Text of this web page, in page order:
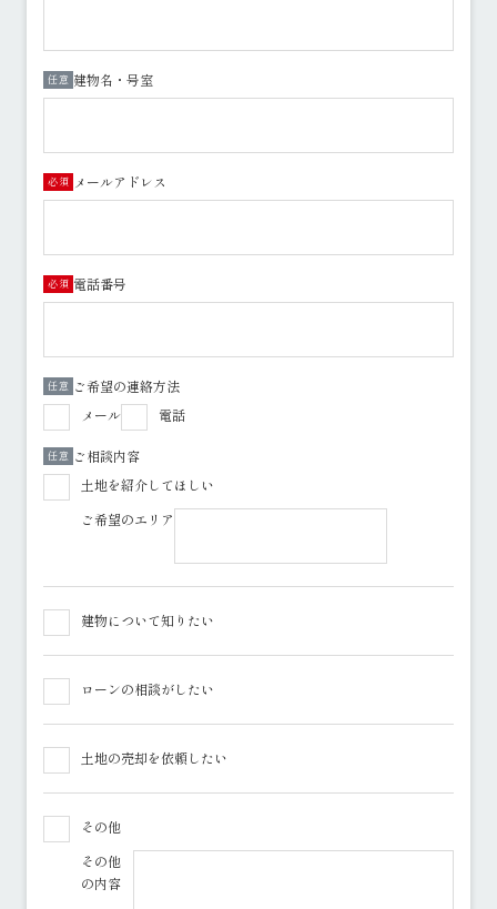
任意 建物名・号室
必須 メールアドレス
必須 電話番号
任意 ご希望の連絡方法
メール
電話
任意 ご相談内容
土地を紹介してほしい
ご希望のエリア
建物について知りたい
ローンの相談がしたい
土地の売却を依頼したい
その他
その他
の内容